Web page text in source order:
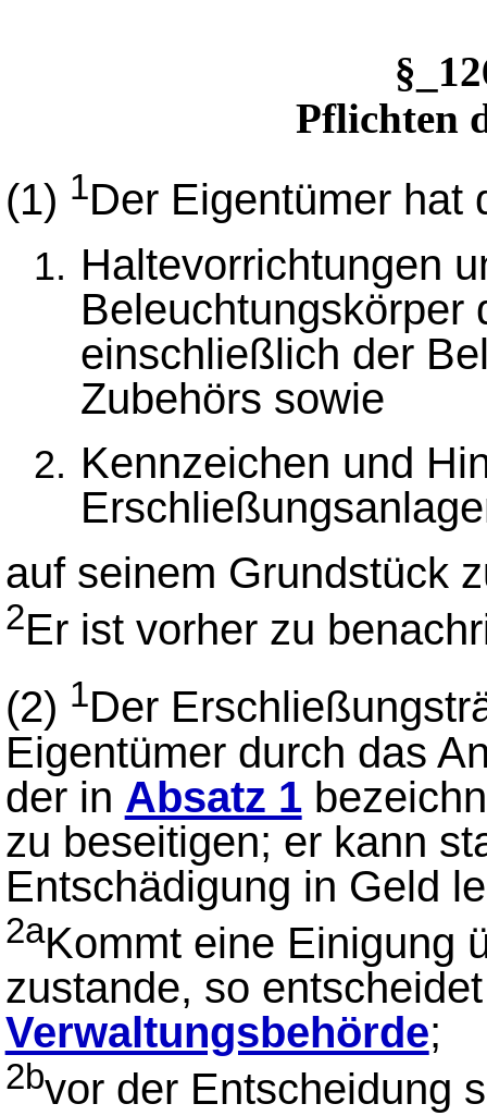
Pflichten
(1) 1Der Eigentümer hat
Haltevorrichtungen
Beleuchtungskörper
einschließlich der
Zubehörs sowie
Kennzeichen und
auf seinem Grundstück
2Er ist vorher zu
(2) 1Der
Eigentümer durch das
der in Absatz 1
zu beseitigen; er kann
Entschädigung in Geld
2aKommt eine Einigung
zustande, so
Verwaltungsbehörde;
2bvor der Entscheidung